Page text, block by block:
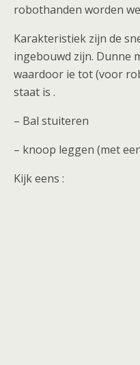
robothanden worden
Karakteristiek zijn de
ingebouwd zijn. Dunne
waardoor ie tot (voor
staat is .
– Bal stuiteren
– knoop leggen (met
Kijk eens :